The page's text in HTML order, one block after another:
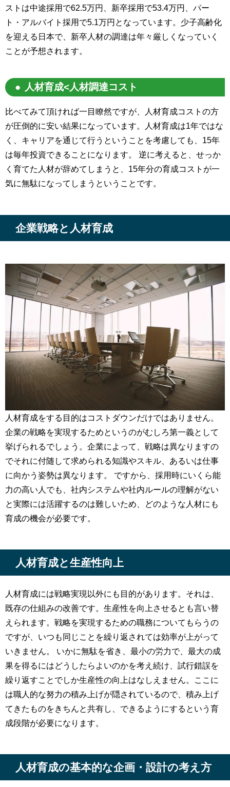
ストは中途採用で62.5万円、新卒採用で53.4万円、パー
ト・アルバイト採用で5.1万円となっています。少子高齢化
を迎える日本で、新卒人材の調達は年々厳しくなっていく
ことが予想されます。
人材育成<人材調達コスト
比べてみて頂ければ一目瞭然ですが、人材育成コストの方
が圧倒的に安い結果になっています。人材育成は1年ではな
く、キャリアを通じて行うということを考慮しても、15年
は毎年投資できることになります。 逆に考えると、せっか
く育てた人材が辞めてしまうと、15年分の育成コストが一
気に無駄になってしまうということです。
企業戦略と人材育成
人材育成をする目的はコストダウンだけではありません。
企業の戦略を実現するためというのがむしろ第一義として
挙げられるでしょう。企業によって、戦略は異なりますの
でそれに付随して求められる知識やスキル、あるいは仕事
に向かう姿勢は異なります。 ですから、採用時にいくら能
力の高い人でも、社内システムや社内ルールの理解がない
と実際には活躍するのは難しいため、どのような人材にも
育成の機会が必要です。
人材育成と生産性向上
人材育成には戦略実現以外にも目的があります。それは、
既存の仕組みの改善です。生産性を向上させるとも言い替
えられます。戦略を実現するための職務についてもらうの
ですが、いつも同じことを繰り返されては効率が上がって
いきません。 いかに無駄を省き、最小の労力で、最大の成
果を得るにはどうしたらよいのかを考え続け、試行錯誤を
繰り返すことでしか生産性の向上はなしえません。ここに
は職人的な努力の積み上げが隠されているので、積み上げ
てきたものをきちんと共有し、できるようにするという育
成段階が必要になります。
人材育成の基本的な企画・設計の考え方